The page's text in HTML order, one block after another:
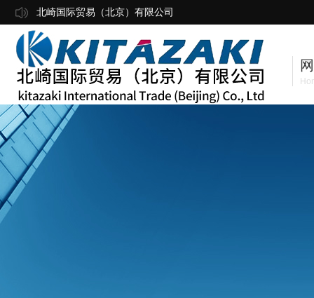
北崎国际贸易（北京）有限公司